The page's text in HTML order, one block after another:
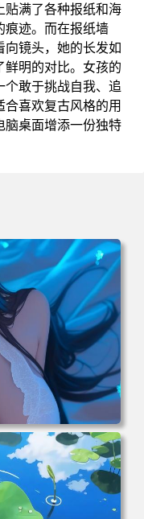
贴满了各种报纸和海
痕迹。而在报纸墙
镜头，她的长发如
鲜明的对比。女孩的
个敢于挑战自我、追
喜欢复古风格的用
脑桌面增添一份独特
雅·汉库克 波雅汉库
壁纸大全